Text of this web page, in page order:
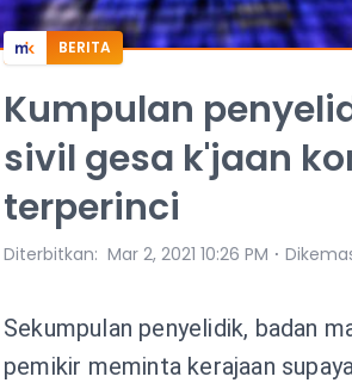
BERITA
Kumpulan
sivil gesa k'jaan
terperinci
Diterbitkan: Mar 2, 2021 10:26 PM ⋅
Sekumpulan penyelidik, badan
pemikir meminta kerajaan